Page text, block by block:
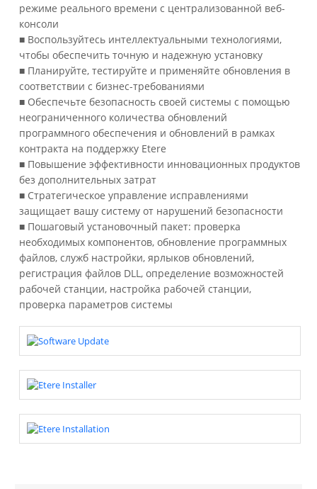
режиме реального времени с централизованной веб-
консоли
■ Воспользуйтесь интеллектуальными технологиями,
чтобы обеспечить точную и надежную установку
■ Планируйте, тестируйте и применяйте обновления в
соответствии с бизнес-требованиями
■ Обеспечьте безопасность своей системы с помощью
неограниченного количества обновлений
программного обеспечения и обновлений в рамках
контракта на поддержку Etere
■ Повышение эффективности инновационных продуктов
без дополнительных затрат
■ Стратегическое управление исправлениями
защищает вашу систему от нарушений безопасности
■ Пошаговый установочный пакет: проверка
необходимых компонентов, обновление программных
файлов, служб настройки, ярлыков обновлений,
регистрация файлов DLL, определение возможностей
рабочей станции, настройка рабочей станции,
проверка параметров системы